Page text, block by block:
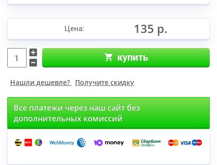
Цена: 135 р.
купить
Нашли дешевле? Получите скидку
Все платежи через наш сайт без
дополнительных комиссий